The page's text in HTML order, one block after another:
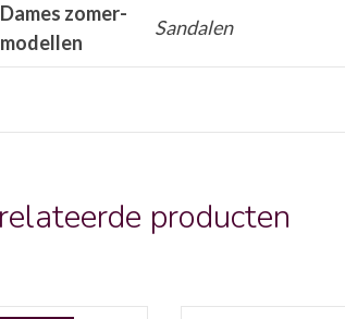
Dames zomer-
modellen
Sandalen
producten